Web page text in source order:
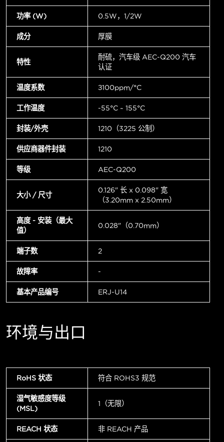
功率 (W) 0.5W，1/2W
成分 厚膜
特性
耐硫，汽车级 AEC-Q200 汽车
认证
温度系数 ±100ppm/°C
工作温度 -55°C ~ 155°C
封装/外壳 1210（3225 公制）
供应商器件封装 1210
等级 AEC-Q200
大小 / 尺寸
0.126" 长 x 0.098" 宽
（3.20mm x 2.50mm）
高度 - 安装（最大
值）
0.028"（0.70mm）
端子数 2
故障率 -
基本产品编号 ERJ-U14
环境与出口
RoHS 状态 符合 ROHS3 规范
湿气敏感度等级
(MSL)
1（无限）
REACH 状态 非 REACH 产品